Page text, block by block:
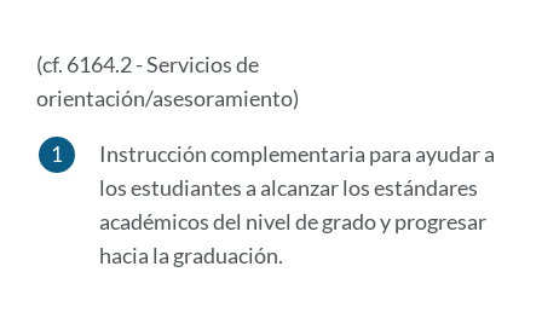
(cf. 6164.2 - Servicios de
orientación/asesoramiento)
Instrucción complementaria para ayudar a
los estudiantes a alcanzar los estándares
académicos del nivel de grado y progresar
hacia la graduación.